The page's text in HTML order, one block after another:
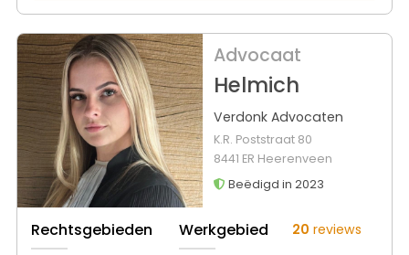
Advocaat
Helmich
Verdonk Advocaten
K.R. Poststraat 80
8441 ER Heerenveen
Beëdigd in 2023
Rechtsgebieden Werkgebied 20 reviews